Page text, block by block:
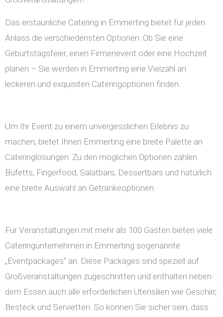
Das erstaunliche Catering in Emmerting bietet für jeden
Anlass die verschiedensten Optionen. Ob Sie eine
Geburtstagsfeier, einen Firmenevent oder eine Hochzeit
planen – Sie werden in Emmerting eine Vielzahl an
leckeren und exquisiten Cateringoptionen finden.
Um Ihr Event zu einem unvergesslichen Erlebnis zu
machen, bietet Ihnen Emmerting eine breite Palette an
Cateringlösungen. Zu den möglichen Optionen zählen
Büfetts, Fingerfood, Salatbars, Dessertbars und natürlich
eine breite Auswahl an Getränkeoptionen.
Für Veranstaltungen mit mehr als 100 Gästen bieten viele
Cateringunternehmen in Emmerting sogenannte
„Eventpackages“ an. Diese Packages sind speziell auf
Großveranstaltungen zugeschnitten und enthalten neben
dem Essen auch alle erforderlichen Utensilien wie Geschirr,
Besteck und Servietten. So können Sie sicher sein, dass